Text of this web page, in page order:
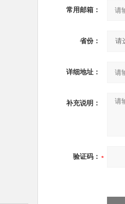
常用邮箱：
省份：
详细地址：
补充说明：
验证码：